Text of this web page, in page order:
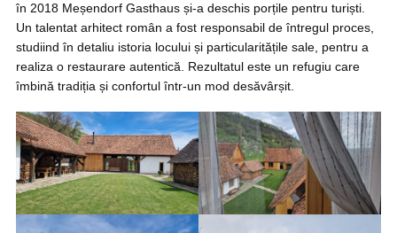
în 2018 Meșendorf Gasthaus și-a deschis porțile pentru turiști.
Un talentat arhitect român a fost responsabil de întregul proces,
studiind în detaliu istoria locului și particularitățile sale, pentru a
realiza o restaurare autentică. Rezultatul este un refugiu care
îmbină tradiția și confortul într-un mod desăvârșit.